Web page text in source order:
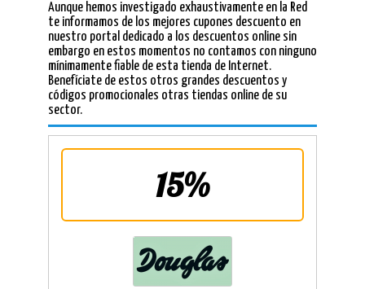
Aunque hemos investigado exhaustivamente en la Red
te informamos de los mejores cupones descuento en
nuestro portal dedicado a los descuentos online sin
embargo en estos momentos no contamos con ninguno
mínimamente fiable de esta tienda de Internet.
Benefíciate de estos otros grandes descuentos y
códigos promocionales otras tiendas online de su
sector.
15%